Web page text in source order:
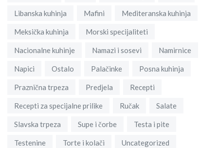
Libanska kuhinja Mafini Mediteranska kuhinja
Meksička kuhinja Morski specijaliteti
Nacionalne kuhinje Namazi i sosevi Namirnice
Napici Ostalo Palačinke Posna kuhinja
Praznična trpeza Predjela Recepti
Recepti za specijalne prilike Ručak Salate
Slavska trpeza Supe i čorbe Testa i pite
Testenine Torte i kolači Uncategorized